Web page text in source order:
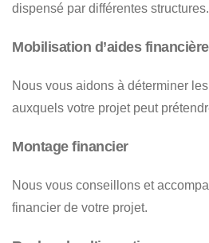
dispensé par différentes structures.
Mobilisation d’aides
Nous vous aidons à déterminer
auxquels votre projet peut
Montage financier
Nous vous conseillons et
financier de votre projet.